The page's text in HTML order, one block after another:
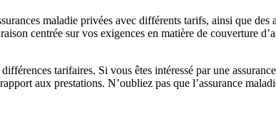
maladie privées avec différents tarifs, ainsi que
centrée sur vos exigences en matière de couverture
tarifaires. Si vous êtes intéressé par une
aux prestations. N’oubliez pas que l’assurance